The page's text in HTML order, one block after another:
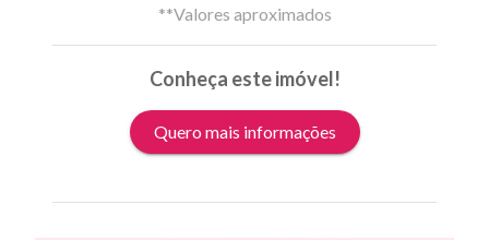
**Valores aproximados
Conheça este imóvel!
Quero mais informações